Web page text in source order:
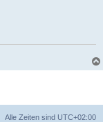
Alle Zeiten sind UTC+02:00